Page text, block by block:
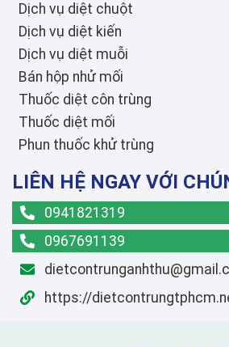
Dịch vụ diệt chuột
Dịch vụ diệt kiến
Dịch vụ diệt muỗi
Bán hộp nhử mối
Thuốc diệt côn trùng
Thuốc diệt mối
Phun thuốc khử trùng
LIÊN HỆ NGAY VỚI
0941821319
0967691139
https://